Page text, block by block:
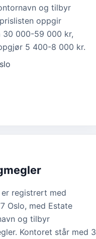
og tilbyr
oppgir
30 000-59 000 kr,
5 400-8 000 kr.
registrert med
Oslo, med Estate
og tilbyr
Kontoret står med 3